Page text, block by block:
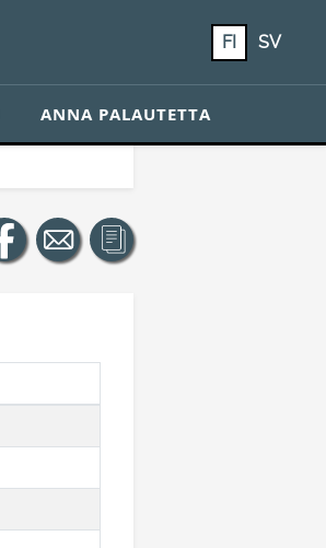
FI SV
ANNA PALAUTETTA